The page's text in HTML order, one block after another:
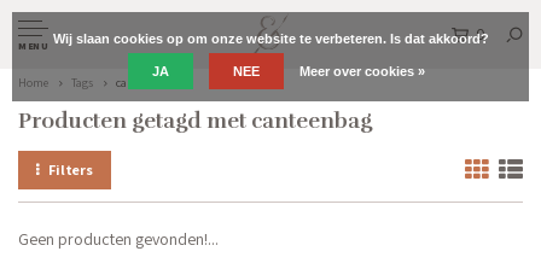
MENU
0
Home Tags canteenbag
Producten getagd met canteenbag
Filters
Geen producten gevonden!...
Wij slaan cookies op om onze website te verbeteren. Is dat akkoord?
JA NEE Meer over cookies »